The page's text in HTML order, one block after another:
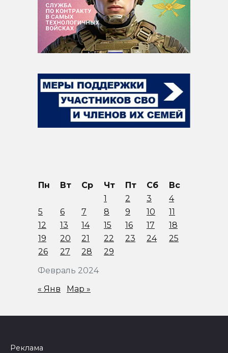
Февраль 2024
Пн Вт Ср Чт Пт Сб
Вс
1
2 3
4
5
6 7 8 9 10
11
12
13 14 15 16 17
18
19
20 21 22 23 24
25
26
27 28 29
« Янв Мар »
Реклама